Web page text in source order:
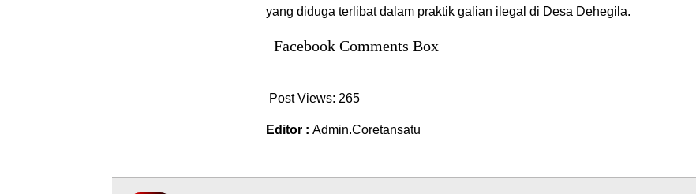
yang diduga terlibat dalam praktik galian ilegal di Desa Dehegila.
Facebook Comments Box
Post Views: 265
Editor : Admin.Coretansatu